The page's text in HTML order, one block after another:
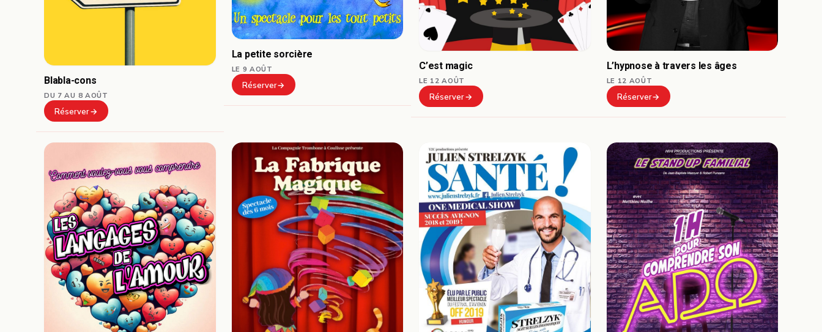
Blabla-cons
DU 7 AU 8 AOÛT
Réserver
La petite sorcière
LE 9 AOÛT
Réserver
C’est magic
LE 12 AOÛT
Réserver
L’hypnose à travers les âges
LE 12 AOÛT
Réserver